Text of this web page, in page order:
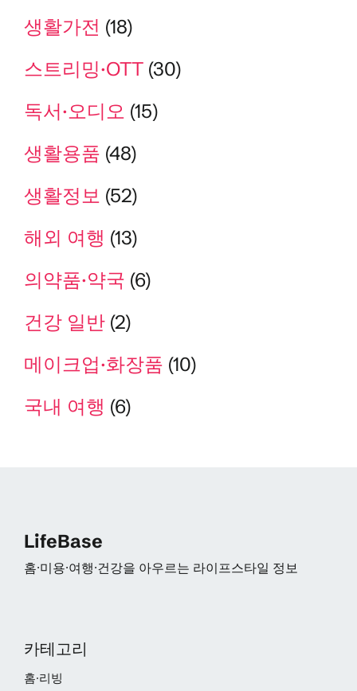
생활가전 (18)
스트리밍·OTT (30)
독서·오디오 (15)
생활용품 (48)
생활정보 (52)
해외 여행 (13)
의약품·약국 (6)
건강 일반 (2)
메이크업·화장품 (10)
국내 여행 (6)
LifeBase
홈·미용·여행·건강을 아우르는 라이프스타일 정보
카테고리
홈·리빙